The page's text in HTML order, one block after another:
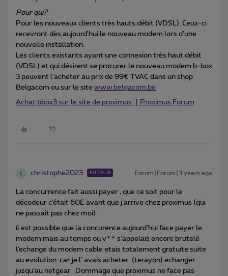
Pour qui?
Pour les nouveaux clients très hauts débit (VDSL). Ceux-ci
recevront dès aujourd'hui le nouveau modem lors d'une
nouvelle installation.
Les clients existants ayant une connexion très haut débit
(VDSL) et qui désirent se procurer le nouveau modem b-box
3 peuvent l'acheter au prix de 99€ TVAC dans un shop
Belgacom ou sur le site www.belgacom.be
Achat bbox3 sur le site de proximus. | Proximus Forum
C christophe2023 AUTEUR Forum|Forum|3 years ago
La concurrence fait aussi payer , que ce soit pour le
décodeur c’était 60E avant que j’arrive chez proximus (qui
ne passait pas chez moi)
il est possible que la concurence aujourd’hui face payer le
modem mais au temps ou v** s’appelais encore brutelé
l’echange du modem cable etais totalement gratuite suite
au evolution car je l’ avais acheter (terayon) echanger
jusqu’au netgear . Dommage que proximus ne face pas